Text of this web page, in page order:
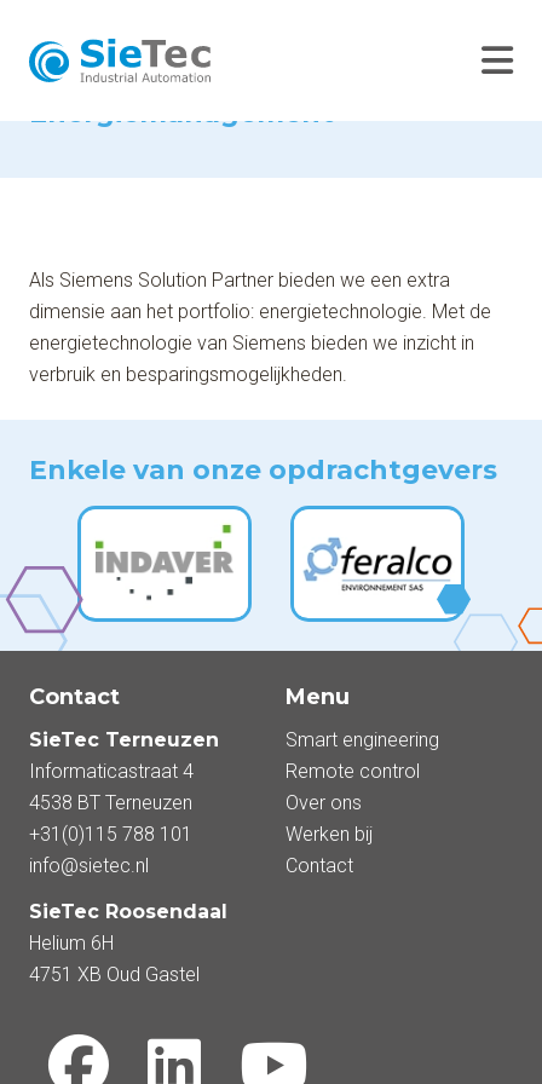
Home
-
Smart
engineering
Bouwen van
oplossingen met
Energiemanagement
Energiemanagement
Als Siemens Solution Partner bieden we een extra
dimensie aan het portfolio: energietechnologie. Met de
energietechnologie van Siemens bieden we inzicht in
verbruik en besparingsmogelijkheden.
Enkele van onze opdrachtgevers
Contact
SieTec Terneuzen
Informaticastraat 4
4538 BT Terneuzen
+31(0)115 788 101
info@sietec.nl
SieTec Roosendaal
Helium 6H
4751 XB Oud Gastel
Menu
Smart engineering
Remote control
Over ons
Werken bij
Contact